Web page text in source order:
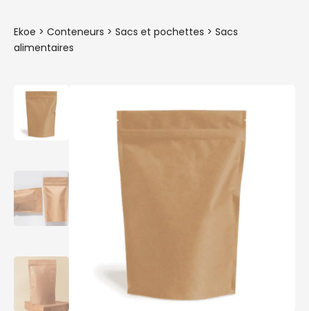
Ekoe > Conteneurs > Sacs et pochettes > Sacs
alimentaires